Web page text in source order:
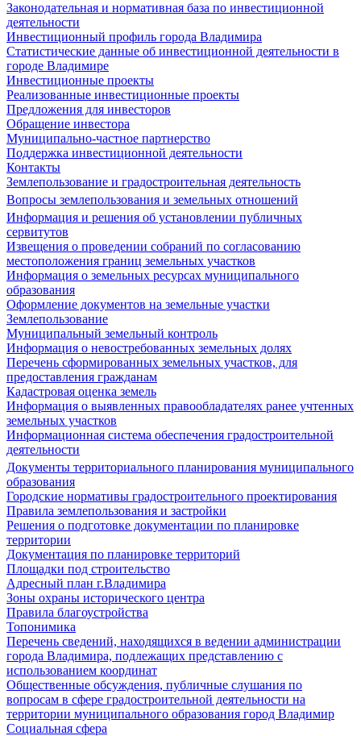
Законодательная и нормативная база по инвестиционной
деятельности
Инвестиционный профиль города Владимира
Статистические данные об инвестиционной деятельности в
городе Владимире
Инвестиционные проекты
Реализованные инвестиционные проекты
Предложения для инвесторов
Обращение инвестора
Муниципально-частное партнерство
Поддержка инвестиционной деятельности
Контакты
Землепользование и градостроительная деятельность
Вопросы землепользования и земельных отношений
Информация и решения об установлении публичных
сервитутов
Извещения о проведении собраний по согласованию
местоположения границ земельных участков
Информация о земельных ресурсах муниципального
образования
Оформление документов на земельные участки
Землепользование
Муниципальный земельный контроль
Информация о невостребованных земельных долях
Перечень сформированных земельных участков, для
предоставления гражданам
Кадастровая оценка земель
Информация о выявленных правообладателях ранее учтенных
земельных участков
Информационная система обеспечения градостроительной
деятельности
Документы территориального планирования муниципального
образования
Городские нормативы градостроительного проектирования
Правила землепользования и застройки
Решения о подготовке документации по планировке
территории
Документация по планировке территорий
Площадки под строительство
Адресный план г.Владимира
Зоны охраны исторического центра
Правила благоустройства
Топонимика
Перечень сведений, находящихся в ведении администрации
города Владимира, подлежащих представлению с
использованием координат
Общественные обсуждения, публичные слушания по
вопросам в сфере градостроительной деятельности на
территории муниципального образования город Владимир
Социальная сфера